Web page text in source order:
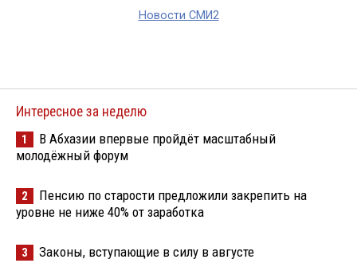
Новости СМИ2
Интересное за неделю
1
В Абхазии впервые пройдёт масштабный
молодёжный форум
2
Пенсию по старости предложили закрепить на
уровне не ниже 40% от заработка
3 Законы, вступающие в силу в августе